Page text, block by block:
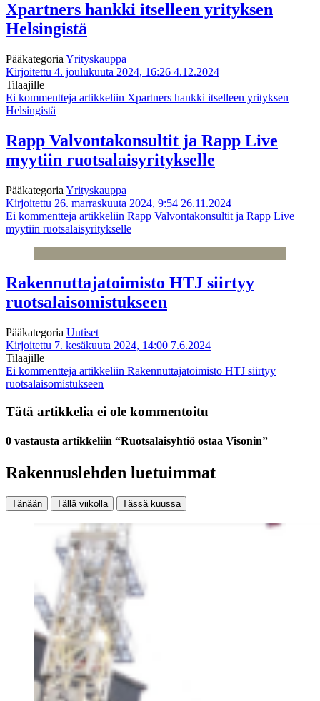
Xpartners hankki itselleen yrityksen
Helsingistä
Pääkategoria Yrityskauppa
Kirjoitettu 4. joulukuuta 2024, 16:26 4.12.2024
Tilaajille
Ei kommentteja artikkeliin Xpartners hankki itselleen yrityksen
Helsingistä
Rapp Valvontakonsultit ja Rapp Live
myytiin ruotsalaisyritykselle
Pääkategoria Yrityskauppa
Kirjoitettu 26. marraskuuta 2024, 9:54 26.11.2024
Ei kommentteja artikkeliin Rapp Valvontakonsultit ja Rapp Live
myytiin ruotsalaisyritykselle
Rakennuttajatoimisto HTJ siirtyy
ruotsalaisomistukseen
Pääkategoria Uutiset
Kirjoitettu 7. kesäkuuta 2024, 14:00 7.6.2024
Tilaajille
Ei kommentteja artikkeliin Rakennuttajatoimisto HTJ siirtyy
ruotsalaisomistukseen
Tätä artikkelia ei ole kommentoitu
0 vastausta artikkeliin “Ruotsalaisyhtiö ostaa Visonin”
Rakennuslehden luetuimmat
Tänään Tällä viikolla Tässä kuussa